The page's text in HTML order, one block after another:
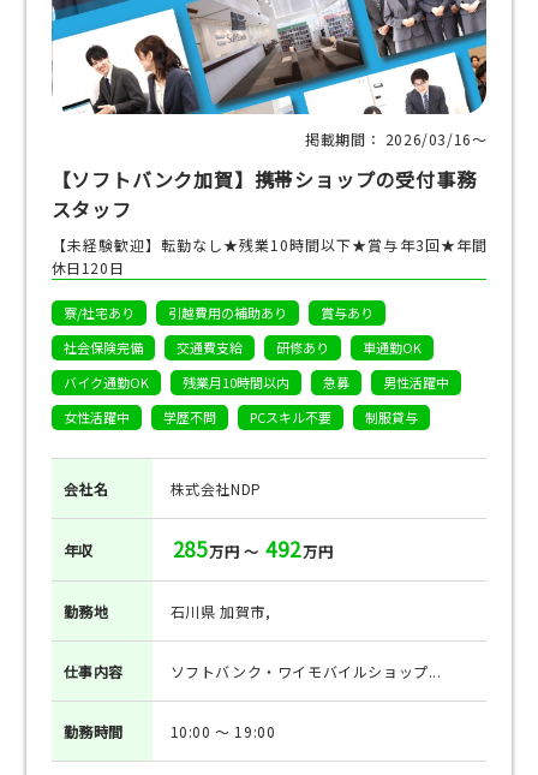
掲載期間： 2026/03/16〜
【ソフトバンク加賀】携帯ショップの受付事務
スタッフ
【未経験歓迎】転勤なし★残業10時間以下★賞与年3回★年間
休日120日
寮/社宅あり 引越費用の補助あり
賞与あり
社会保険完備
交通費支給 研修あり
車通勤OK
バイク通勤OK
残業月10時間以内 急募
男性活躍中
女性活躍中
学歴不問 PCスキル不要 制服貸与
会社名 株式会社NDP
年収 285万円 ～ 492万円
勤務地 石川県 加賀市,
仕事内容 ソフトバンク・ワイモバイルショップ...
勤務時間 10:00 ～ 19:00